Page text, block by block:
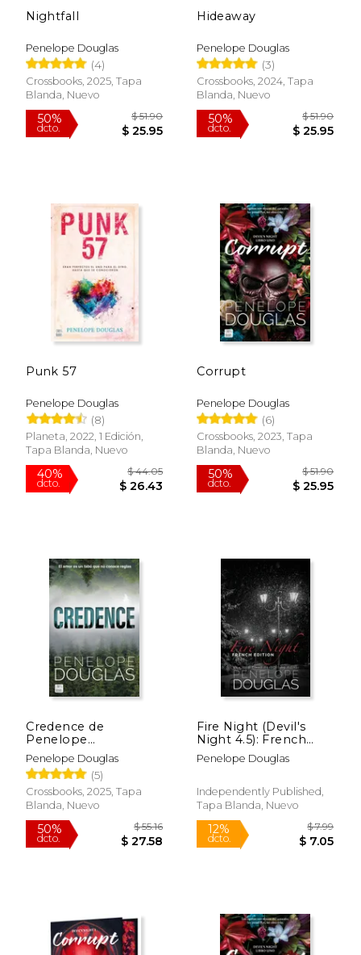
50%
dcto. $ 19.65
50%
dcto. $
Rápido
Nightfall
Penelope Douglas
(4)
Crossbooks, 2025, Tapa
Blanda, Nuevo
Hideaway
Penelope Douglas
(3)
Crossbooks, 2024, Tapa
Blanda, Nuevo
Punk 57
Penelope Douglas
(8)
Planeta, 2022, 1 Edición,
Tapa Blanda, Nuevo
Corrupt
Penelope Douglas
(6)
Crossbooks, 2023, Tapa
Blanda, Nuevo
Credence de
Penelope
Douglas(Crossbooks)
Penelope Douglas
(5)
Crossbooks, 2025, Tapa
Blanda, Nuevo
Fire Night (Devil's
Night 4.5): French
Edition (en Francés)
Penelope Douglas
Independently Published,
Tapa Blanda, Nuevo